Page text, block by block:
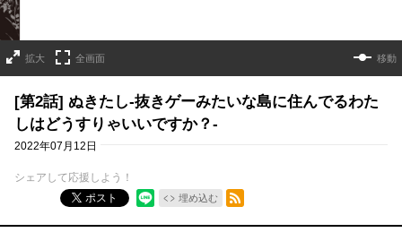
拡大 全画面 移動
[第2話] ぬきたし-抜きゲーみたいな島に住んでるわた
しはどうすりゃいいですか？-
2022年07月12日
シェアして応援しよう！
ポスト
埋め込む
RSSフィード